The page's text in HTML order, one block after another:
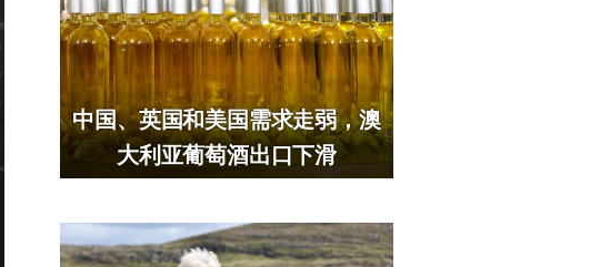
中国、英国和美国需求走弱，澳
大利亚葡萄酒出口下滑